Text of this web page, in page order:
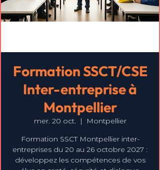
Formation SSCT/CSE
Inter-entreprise à
Montpellier
mer. 20 oct.
  |
Montpellier
Formation SSCT Montpellier inter-
entreprises du 20 au 26 octobre 2027 :
développez les compétences de vos